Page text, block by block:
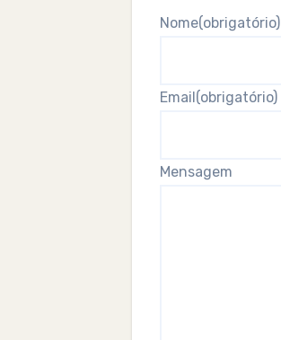
Nome(obrigatório)
Email(obrigatório)
Mensagem